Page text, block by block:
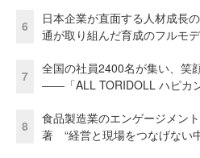
6
日本企業が直面する人材成長
通が取り組んだ育成のフルモ
7
全国の社員2400名が集い、笑
――「ALL TORIDOLL ハピカ
8
食品製造業のエンゲージメン
著 “経営と現場をつなげない